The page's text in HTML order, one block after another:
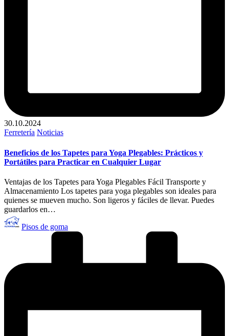
30.10.2024
Publicado
Ferretería Noticias
Beneficios de los Tapetes para Yoga Plegables: Prácticos y
Portátiles para Practicar en Cualquier Lugar
Ventajas de los Tapetes para Yoga Plegables Fácil Transporte y
Almacenamiento Los tapetes para yoga plegables son ideales para
quienes se mueven mucho. Son ligeros y fáciles de llevar. Puedes
guardarlos en…
Publicado
por
Pisos de goma